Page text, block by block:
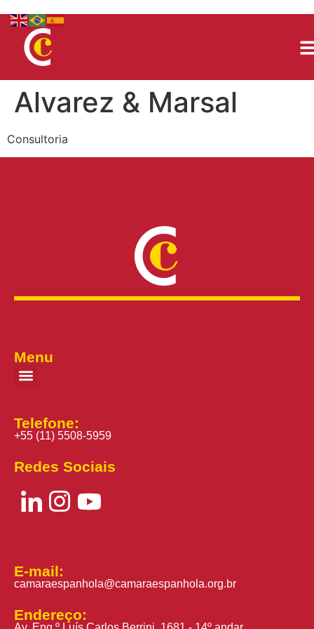
Alvarez & Marsal
Consultoria
Menu
Telefone:
+55 (11) 5508-5959
Redes Sociais
E-mail:
camaraespanhola@camaraespanhola.org.br
Endereço: